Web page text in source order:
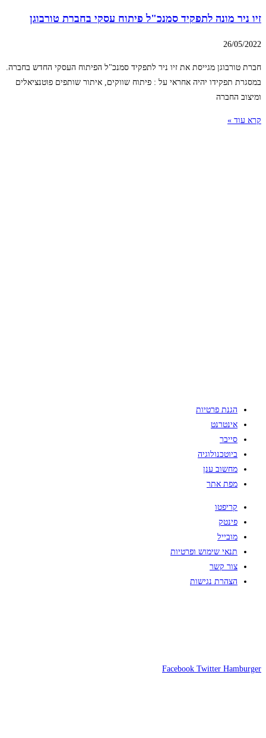
זיו ניר מונה לתפקיד סמנכ"ל פיתוח עסקי בחברת טורבוגן
26/05/2022
חברת טורבוגן מגייסת את זיו ניר לתפקיד סמנכ"ל הפיתוח העסקי החדש בחברה.
במסגרת תפקידו יהיה אחראי על : פיתוח שווקים, איתור שותפים פוטנציאלים
ומיצוב החברה
קרא עוד »
הגנת פרטיות
אינטרנט
סייבר
ביוטכנולוגיה
מחשוב ענן
מפת אתר
קריפטו
פינטק
מובייל
תנאי שימוש ופרטיות
צור קשר
הצהרת נגישות
Facebook Twitter Hamburger